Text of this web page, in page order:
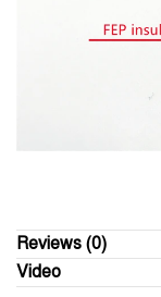
Reviews (0)
Video